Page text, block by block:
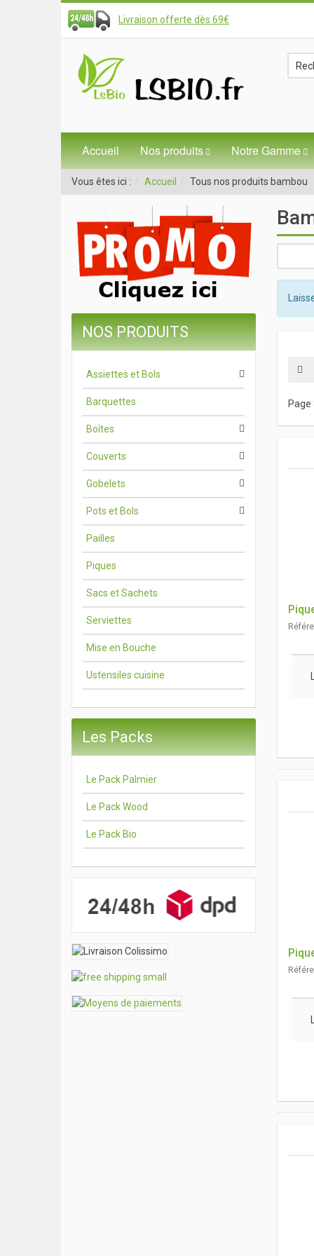
Livraison offerte dès 69€
Accueil Nos produits Notre Gamme
Vous êtes ici : Accueil Tous nos produits bambou
Page
NOS PRODUITS
Assiettes et Bols
Barquettes
Boîtes
Couverts
Gobelets
Pots et Bols
Pailles
Piques
Sacs et Sachets
Serviettes
Mise en Bouche
Ustensiles cuisine
Les Packs
Le Pack Palmier
Le Pack Wood
Le Pack Bio